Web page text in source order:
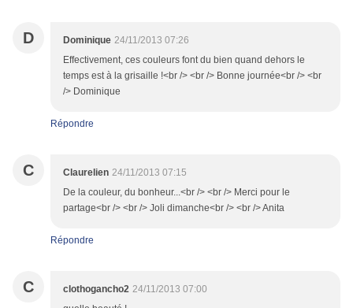
D Dominique 24/11/2013 07:26
Effectivement, ces couleurs font du bien quand dehors le
temps est à la grisaille !<br /> <br /> Bonne journée<br /> <br
/> Dominique
Répondre
C Claurelien 24/11/2013 07:15
De la couleur, du bonheur...<br /> <br /> Merci pour le
partage<br /> <br /> Joli dimanche<br /> <br /> Anita
Répondre
C clothogancho2 24/11/2013 07:00